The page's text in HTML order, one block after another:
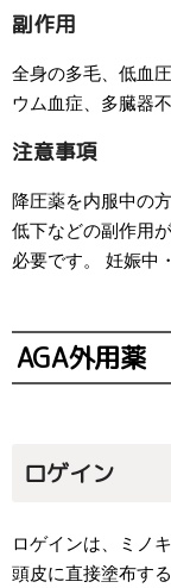
副作用
全身の多毛、低血
ウム血症、多臓器
注意事項
降圧薬を内服中の
低下などの副作用
必要です。 妊娠中
AGA外用薬
ロゲイン
ロゲインは、ミノ
頭皮に直接塗布す